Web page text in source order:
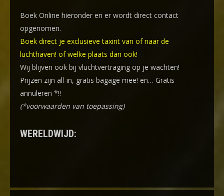
Boek Online hieronder en er wordt direct contact
opgenomen.
Boek direct je exclusieve taxirit van of naar de
luchthaven! of welke plaats dan ook!
Wij blijven ook bij vluchtvertraging op je wachten!
Prijzen zijn all-in, gratis bagage mee! en… Gratis
annuleren *!!
(*voorwaarden van toepassing)
WERELDWIJD: